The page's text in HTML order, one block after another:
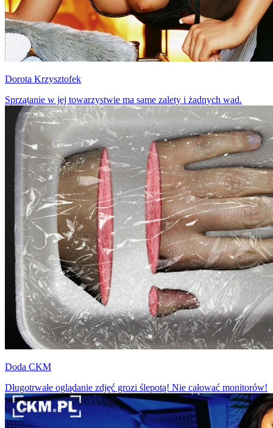
Dorota Krzysztofek
Sprzątanie w jej towarzystwie ma same zalety i żadnych wad.
Doda CKM
Długotrwałe oglądanie zdjęć grozi ślepotą! Nie całować monitorów!